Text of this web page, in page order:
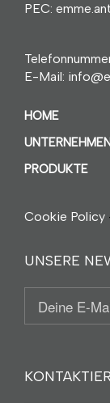
PEC:
E-Mail:
HOME
PRODUKTE
Cookie Policy
UNSERE